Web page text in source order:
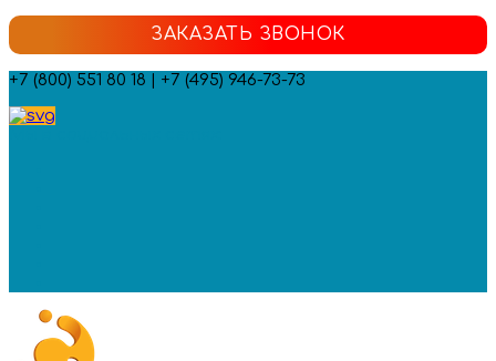
ЗАКАЗАТЬ ЗВОНОК
+7 (800) 551 80 18 | +7 (495) 946-73-73